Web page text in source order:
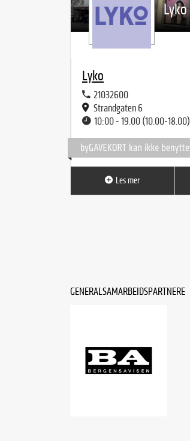
Lyko
Lyko
21032600
Strandgaten 6
10:00 - 19.00 (10.00-18.00)
Les mer
GENERALSAMARBEIDSPARTNERE